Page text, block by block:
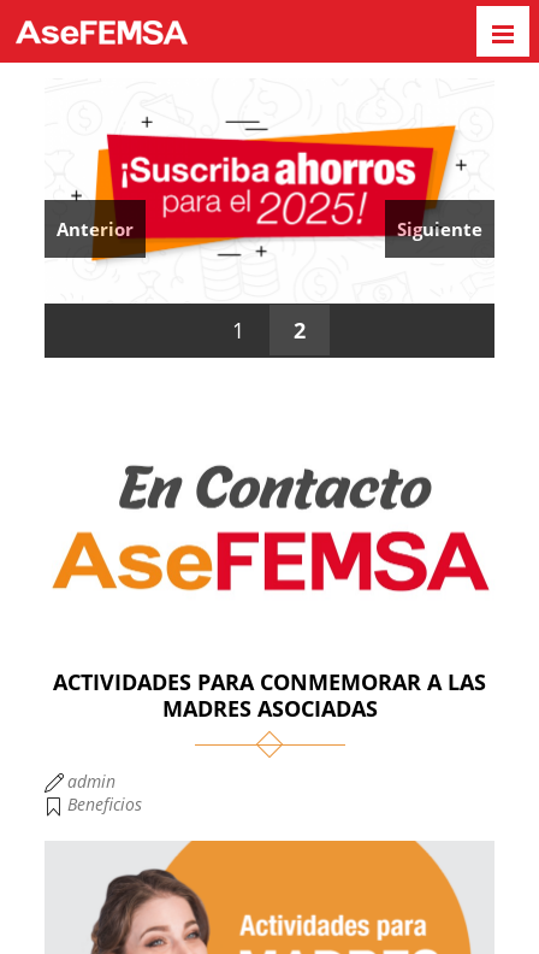
Anterior Siguiente
1 2
ACTIVIDADES PARA CONMEMORAR A LAS
MADRES ASOCIADAS
admin
Beneficios